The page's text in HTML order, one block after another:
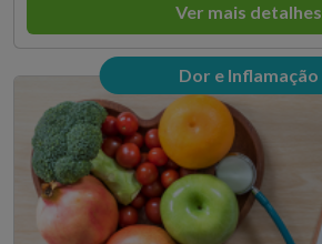
Ver mais detalhes
Dor e Inflamação